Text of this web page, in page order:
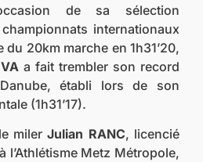
de sa sélection
internationaux
20km marche en 1h31’20,
a fait trembler son record
établi lors de son
(1h31’17).
miler Julian RANC, licencié
l’Athlétisme Metz Métropole,